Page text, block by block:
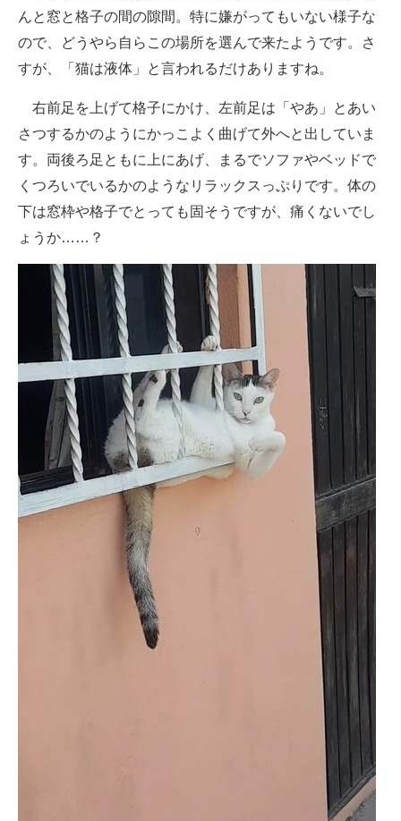
んと窓と格子の間の隙間。特に嫌がってもいない様子な
ので、どうやら自らこの場所を選んで来たようです。さ
すが、「猫は液体」と言われるだけありますね。
右前足を上げて格子にかけ、左前足は「やあ」とあい
さつするかのようにかっこよく曲げて外へと出していま
す。両後ろ足ともに上にあげ、まるでソファやベッドで
くつろいでいるかのようなリラックスっぷりです。体の
下は窓枠や格子でとっても固そうですが、痛くないでし
ょうか……？